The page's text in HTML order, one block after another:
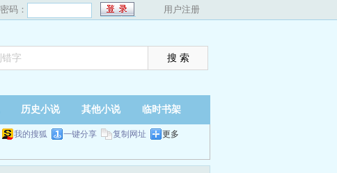
密码： 用户注册
历史小说 其他小说 临时书架
我的搜狐 一键分享 复制网址 更多